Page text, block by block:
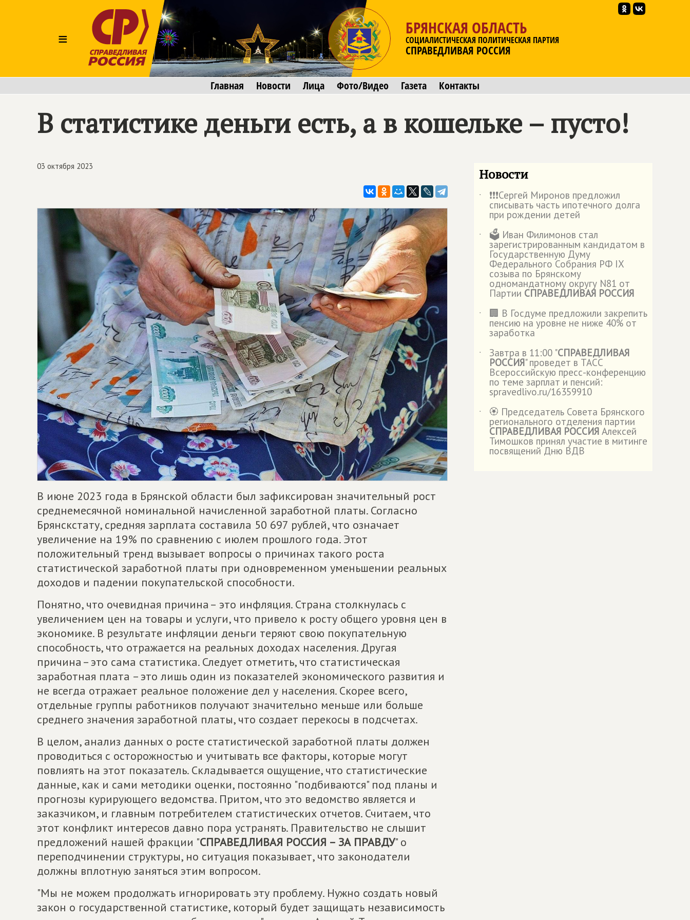
≡
БРЯНСКАЯ ОБЛАСТЬ
СОЦИАЛИСТИЧЕСКАЯ ПОЛИТИЧЕСКАЯ ПАРТИЯ
СПРАВЕДЛИВАЯ РОССИЯ
Главная Новости Лица Фото/Видео Газета Контакты
В статистике деньги есть, а в кошельке – пусто!
03 октября 2023
В июне 2023 года в Брянской области был зафиксирован значительный рост
среднемесячной номинальной начисленной заработной платы. Согласно
Брянскстату, средняя зарплата составила 50 697 рублей, что означает
увеличение на 19% по сравнению с июлем прошлого года. Этот
положительный тренд вызывает вопросы о причинах такого роста
статистической заработной платы при одновременном уменьшении реальных
доходов и падении покупательской способности.
Понятно, что очевидная причина – это инфляция. Страна столкнулась с
увеличением цен на товары и услуги, что привело к росту общего уровня цен в
экономике. В результате инфляции деньги теряют свою покупательную
способность, что отражается на реальных доходах населения. Другая
причина – это сама статистика. Следует отметить, что статистическая
заработная плата – это лишь один из показателей экономического развития и
не всегда отражает реальное положение дел у населения. Скорее всего,
отдельные группы работников получают значительно меньше или больше
среднего значения заработной платы, что создает перекосы в подсчетах.
В целом, анализ данных о росте статистической заработной платы должен
проводиться с осторожностью и учитывать все факторы, которые могут
повлиять на этот показатель. Складывается ощущение, что статистические
данные, как и сами методики оценки, постоянно "подбиваются" под планы и
прогнозы курирующего ведомства. Притом, что это ведомство является и
заказчиком, и главным потребителем статистических отчетов. Считаем, что
этот конфликт интересов давно пора устранять. Правительство не слышит
предложений нашей фракции "СПРАВЕДЛИВАЯ РОССИЯ – ЗА ПРАВДУ" о
переподчинении структуры, но ситуация показывает, что законодатели
должны вплотную заняться этим вопросом.
"Мы не можем продолжать игнорировать эту проблему. Нужно создать новый
закон о государственной статистике, который будет защищать независимость
Новости
˙ ❗️❗️❗️Сергей Миронов предложил
списывать часть ипотечного долга
при рождении детей
˙
🗳️ Иван Филимонов стал
зарегистрированным кандидатом в
Государственную Думу
Федерального Собрания РФ IX
созыва по Брянскому
одномандатному округу N81 от
Партии СПРАВЕДЛИВАЯ РОССИЯ
˙
🏢 В Госдуме предложили закрепить
пенсию на уровне не ниже 40% от
заработка
˙
Завтра в 11:00 "СПРАВЕДЛИВАЯ
РОССИЯ" проведет в ТАСС
Всероссийскую пресс-конференцию
по теме зарплат и пенсий:
spravedlivo.ru/16359910
˙
🏵️ Председатель Совета Брянского
регионального отделения партии
СПРАВЕДЛИВАЯ РОССИЯ Алексей
Тимошков принял участие в митинге
посвящений Дню ВДВ